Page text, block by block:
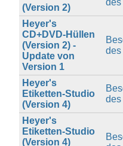
(Version 2)
des
Heyer's
CD+DVD-Hüllen
(Version 2) -
Update von
Version 1
des
Heyer's
Etiketten-Studio
(Version 4)
des
Heyer's
Etiketten-Studio
(Version 4)